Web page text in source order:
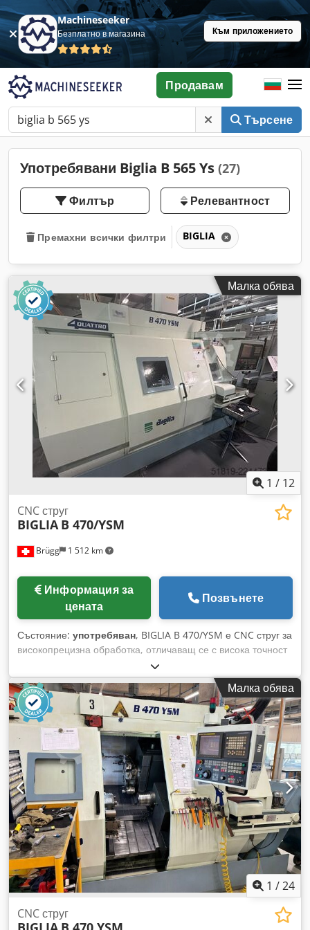
Machineseeker
Безплатно в магазина Към приложението
Търсене
Продавам
Употребявани Biglia B 565 Ys (27)
Филтър Релевантност
Премахни всички филтри BIGLIA
Малка обява
1 / 12
Brügg 1 512 km
CNC струг
BIGLIA B 470/YSM
Информация за
цената
Позвънете
Състояние: употребяван, BIGLIA B 470/YSM е CNC струг за
високопрецизна обработка, отличаващ се с висока точност
и надеждност. Характеристики: диаметър на струговане
210 мм, диаметър на пръта 65 мм, дължина на струговане
300 мм, Y-ос 110 мм; два револверни сала (2) с по 12
позиции и 12 задвижвани инструмента на револвер.
Основни данни: максимална скорост на въртене 4000 об./
мин; мощност на контрашпиндел 11 kW; мощност на
шпинделния мотор 26 kW; захранване 50 Hz, 3 x 400 V;
тегло на машината приблизително 6150 кг; време на
включване 74 536 часа, експлоатационно време 24 651
часа, работно време 8588 часа. Допълнително оборудване:
подаващо устройство LNS HYDROBAR SPRINT. Осигурява
тесни толеранси; подходящ за автомобилната индустрия,
авиацията, медицинската техника, часовниковата
индустрия и производството на машини. Djdpezqbh Iefx
Adpskr
Малка обява
1 /24
CNC струг